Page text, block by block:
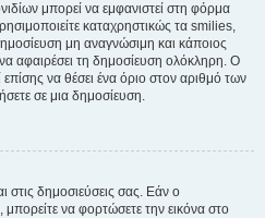
μπορεί να εμφανιστεί στη φόρμα
καταχρηστικώς τα smilies,
μη αναγνώσιμη και κάποιος
αφαιρέσει τη δημοσίευση ολόκληρη. Ο
να θέσει ένα όριο στον αριθμό των
σε μια δημοσίευση.
στις δημοσιεύσεις σας. Εάν ο
μπορείτε να φορτώσετε την εικόνα στο